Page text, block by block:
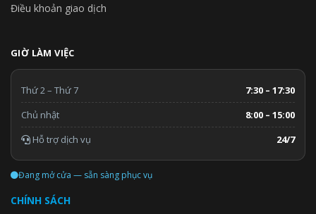
Điều khoản giao dịch
GIỜ LÀM VIỆC
Thứ 2 – Thứ 7
7:30 – 17:30
Chủ nhật
8:00 – 15:00
Hỗ trợ dịch vụ
24/7
Đang mở cửa — sẵn sàng phục vụ
CHÍNH SÁCH